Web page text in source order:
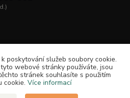
poskytování služeb soubory cookie.
webové stránky používáte, jsou
stránek souhlasíte s použitím
cookie. Více informací